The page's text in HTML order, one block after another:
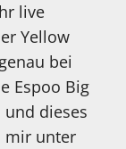
live
Yellow
bei
Espoo Big
und dieses
mir unter